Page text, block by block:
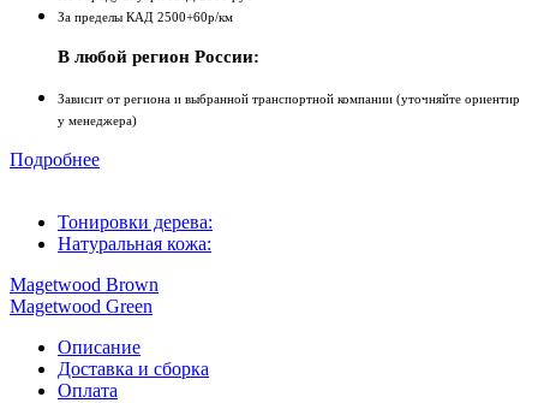
За пределы КАД 2500+60р/км
В любой регион России:
Зависит от региона и выбранной транспортной компании (уточняйте ориентир
у менеджера)
Подробнее
Тонировки дерева:
Натуральная кожа:
Magetwood Brown
Magetwood Green
Описание
Доставка и сборка
Оплата